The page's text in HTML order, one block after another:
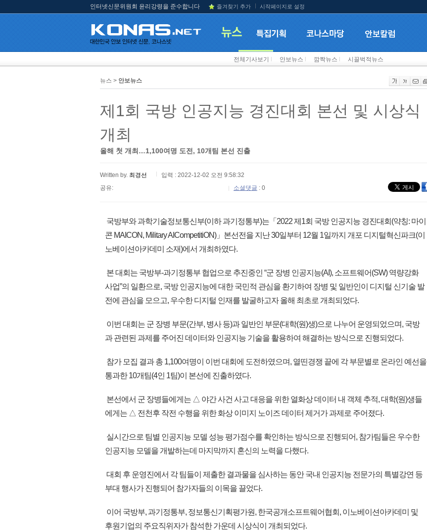
인터넷신문위원회 윤리강령을 준수합니다 즐겨찾기 추가 시작페이지로 설정
전체기사보기 안보뉴스 깜짝뉴스 시끌벅적뉴스
뉴스 > 안보뉴스
제1회 국방 인공지능 경진대회 본선 및 시상식
개최
올해 첫 개최…1,100여명 도전, 10개팀 본선 진출
Written by. 최경선
입력 : 2022-12-02 오전 9:58:32
공유:
소셜댓글 : 0
국방부와 과학기술정보통신부(이하 과기정통부)는「2022 제1회 국방 인공지능 경진대회(약칭: 마이
콘 MAICON, Military AICompetitiON)」본선전을 지난 30일부터 12월 1일까지 개포 디지털혁신파크(이
노베이션아카데미 소재)에서 개최하였다.
본 대회는 국방부-과기정통부 협업으로 추진중인 “군 장병 인공지능(AI), 소프트웨어(SW) 역량강화
사업”의 일환으로, 국방 인공지능에 대한 국민적 관심을 환기하여 장병 및 일반인이 디지털 신기술 발
전에 관심을 모으고, 우수한 디지털 인재를 발굴하고자 올해 최초로 개최되었다.
이번 대회는 군 장병 부문(간부, 병사 등)과 일반인 부문(대학(원)생)으로 나누어 운영되었으며, 국방
과 관련된 과제를 주어진 데이터와 인공지능 기술을 활용하여 해결하는 방식으로 진행되었다.
참가 모집 결과 총 1,100여명이 이번 대회에 도전하였으며, 열띤경쟁 끝에 각 부문별로 온라인 예선을
통과한 10개팀(4인 1팀)이 본선에 진출하였다.
본선에서 군 장병들에게는 △ 야간 사건 사고 대응을 위한 열화상 데이터 내 객체 추적, 대학(원)생들
에게는 △ 전천후 작전 수행을 위한 화상 이미지 노이즈 데이터 제거가 과제로 주어졌다.
실시간으로 팀별 인공지능 모델 성능 평가점수를 확인하는 방식으로 진행되어, 참가팀들은 우수한
인공지능 모델을 개발하는데 마지막까지 혼신의 노력을 다했다.
대회 후 운영진에서 각 팀들이 제출한 결과물을 심사하는 동안 국내 인공지능 전문가의 특별강연 등
부대 행사가 진행되어 참가자들의 이목을 끌었다.
이어 국방부, 과기정통부, 정보통신기획평가원, 한국공개소프트웨어협회, 이노베이션아카데미 및
후원기업의 주요직위자가 참석한 가운데 시상식이 개최되었다.